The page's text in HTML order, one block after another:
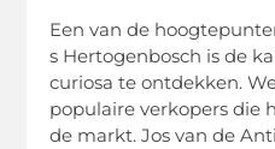
Een van de
s Hertogenbosch is de
curiosa te ontdekken.
populaire verkopers die
de markt. Jos van de